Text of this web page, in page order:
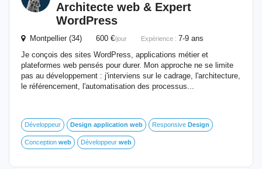
Architecte web & Expert
WordPress
Montpellier (34) 600 €/jour Expérience : 7-9 ans
Je conçois des sites WordPress, applications métier et
plateformes web pensés pour durer. Mon approche ne se limite
pas au développement : j'interviens sur le cadrage, l'architecture,
le référencement, l'automatisation des processus...
Développeur Design application web Responsive Design
Conception web Développeur web